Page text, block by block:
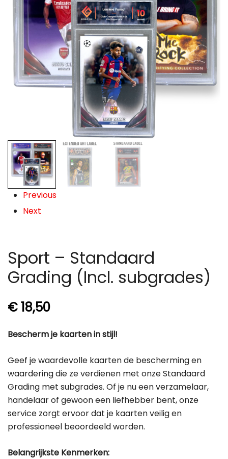
Previous
Next
Sport – Standaard
Grading (Incl. subgrades)
€18,50
Bescherm je kaarten in stijl!
Geef je waardevolle kaarten de bescherming en
waardering die ze verdienen met onze Standaard
Grading met subgrades. Of je nu een verzamelaar,
handelaar of gewoon een liefhebber bent, onze
service zorgt ervoor dat je kaarten veilig en
professioneel beoordeeld worden.
Belangrijkste Kenmerken: